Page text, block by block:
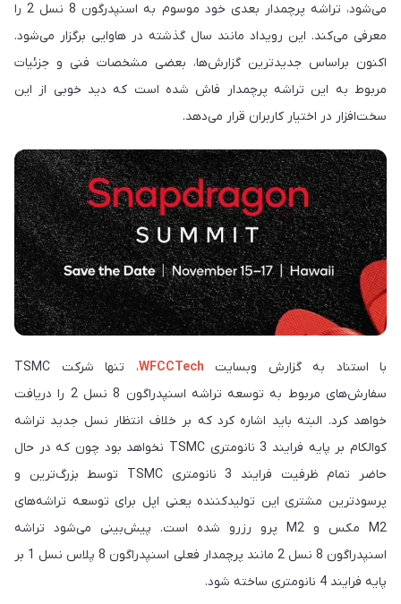
می‌شود، تراشه پرچمدار بعدی خود موسوم به اسنپدرگون 8 نسل 2 را
معرفی می‌کند. این رویداد مانند سال گذشته در هاوایی برگزار می‌شود.
اکنون براساس جدیدترین گزارش‌ها، بعضی مشخصات فنی و جزئیات
مربوط به این تراشه پرچمدار فاش شده است که دید خوبی از این
سخت‌افزار در اختیار کاربران قرار می‌دهد.
با استناد به گزارش وبسایت WFCCTech
، تنها شرکت TSMC
سفارش‌های مربوط به توسعه تراشه اسنپدراگون 8 نسل 2 را دریافت
خواهد کرد. البته باید اشاره کرد که بر خلاف انتظار نسل جدید تراشه
کوالکام بر پایه فرایند 3 نانومتری TSMC نخواهد بود چون که در حال
حاضر تمام ظرفیت فرایند 3 نانومتری TSMC توسط بزرگ‌ترین و
پرسودترین مشتری این تولیدکننده یعنی اپل برای توسعه تراشه‌های
M2 مکس و M2 پرو رزرو شده است. پیش‌بینی می‌شود تراشه
اسنپدراگون 8 نسل 2 مانند پرچمدار فعلی اسنپدراگون 8 پلاس نسل 1 بر
پایه فرایند 4 نانومتری ساخته شود.